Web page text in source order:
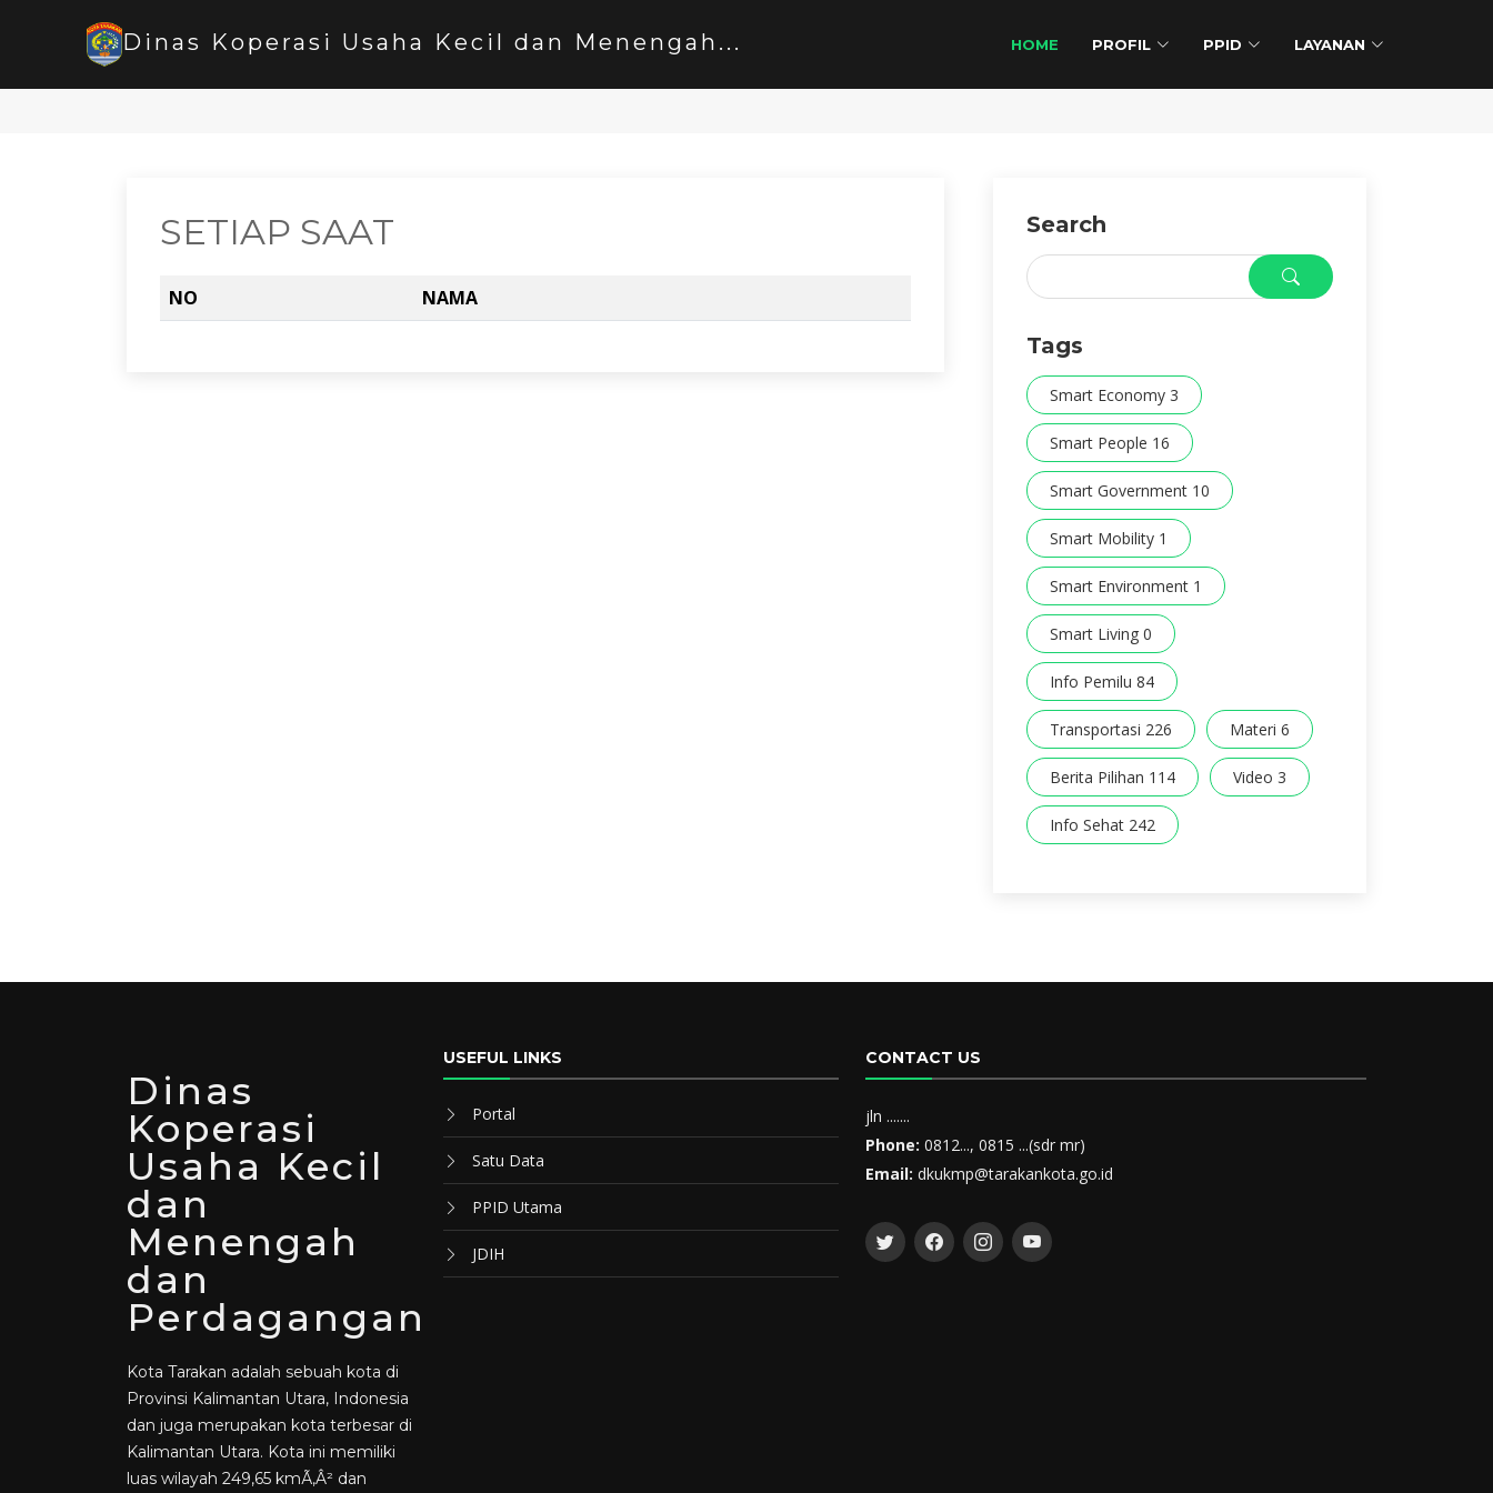
Dinas Koperasi Usaha Kecil dan Menengah... HOME PROFIL PPID LAYANAN
SETIAP SAAT
NO NAMA
Search
Tags
Smart Economy 3
Smart People 16
Smart Government 10
Smart Mobility 1
Smart Environment 1
Smart Living 0
Info Pemilu 84
Transportasi 226 Materi 6
Berita Pilihan 114 Video 3
Info Sehat 242
Dinas
Koperasi
Usaha Kecil
dan
Menengah
dan
Perdagangan
Kota Tarakan adalah sebuah kota di
Provinsi Kalimantan Utara, Indonesia
dan juga merupakan kota terbesar di
Kalimantan Utara. Kota ini memiliki
luas wilayah 249,65 kmÃ‚Â² dan
USEFUL LINKS
Portal
Satu Data
PPID Utama
JDIH
CONTACT US
jln .......
Phone: 0812..., 0815 ...(sdr mr)
Email: dkukmp@tarakankota.go.id